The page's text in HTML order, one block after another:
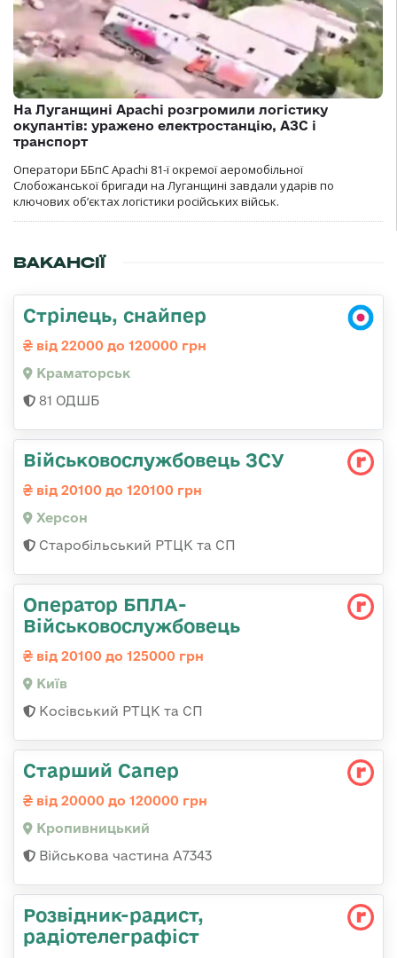
На Луганщині Apachi розгромили логістику
окупантів: уражено електростанцію, АЗС і
транспорт
Оператори ББпС Apachi 81-ї окремої аеромобільної
Слобожанської бригади на Луганщині завдали ударів по
ключових об’єктах логістики російських військ.
ВАКАНСІЇ
Стрілець, снайпер
від 22000 до 120000 грн
Краматорськ
81 ОДШБ
Військовослужбовець ЗСУ
від 20100 до 120100 грн
Херсон
Старобільський РТЦК та СП
Оператор БПЛА-
Військовослужбовець
від 20100 до 125000 грн
Київ
Косівський РТЦК та СП
Старший Сапер
від 20000 до 120000 грн
Кропивницький
Військова частина А7343
Розвідник-радист,
радіотелеграфіст